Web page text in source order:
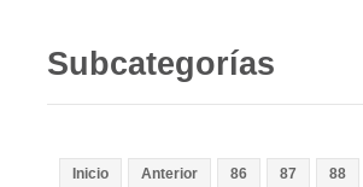
Subcategorías
Inicio Anterior 86 87 88